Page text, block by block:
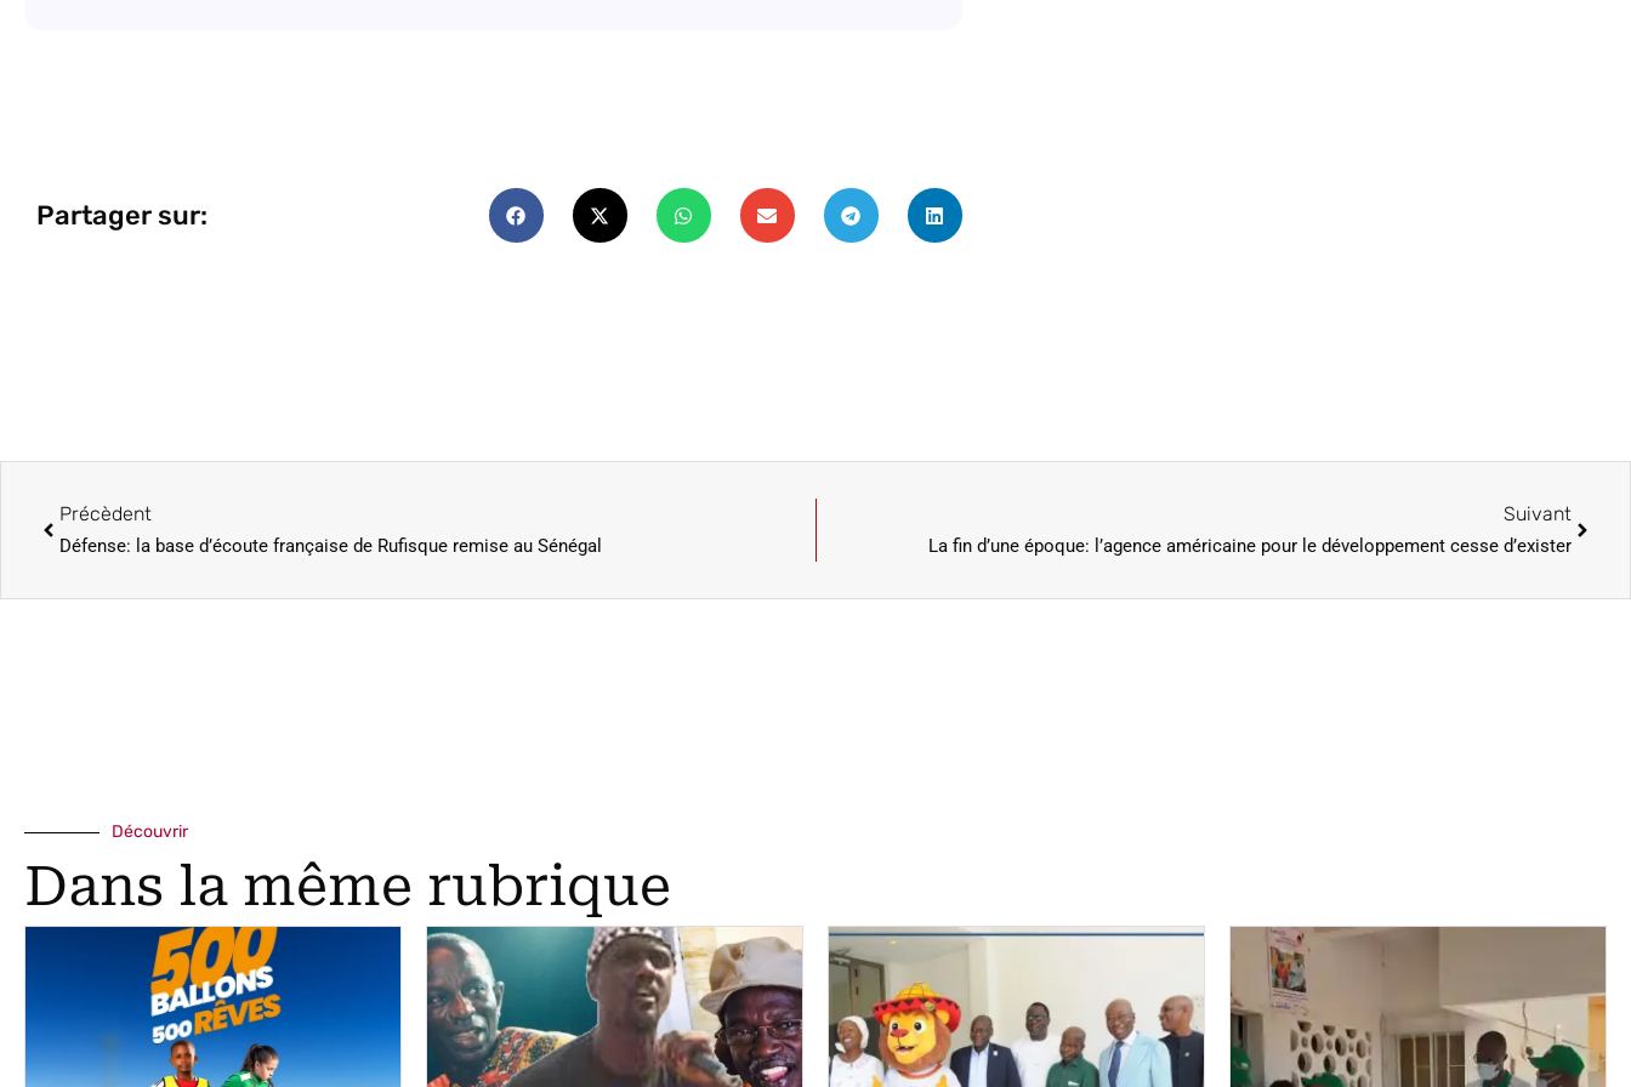
Partager sur:
Précèdent
Défense: la base d’écoute française de Rufisque remise au Sénégal
Suivant
La fin d’une époque: l’agence américaine pour le développement cesse d’exister
Découvrir
Dans la même rubrique